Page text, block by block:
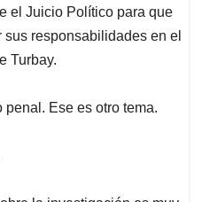
el Juicio Político para que
responsabilidades en el
Turbay.
penal. Ese es otro tema.